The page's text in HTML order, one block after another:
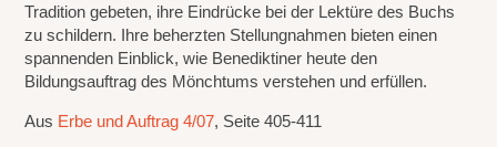
Tradition gebeten, ihre Eindrücke bei der Lektüre des Buchs
zu schildern. Ihre beherzten Stellungnahmen bieten einen
spannenden Einblick, wie Benediktiner heute den
Bildungsauftrag des Mönchtums verstehen und erfüllen.
Aus Erbe und Auftrag 4/07, Seite 405-411